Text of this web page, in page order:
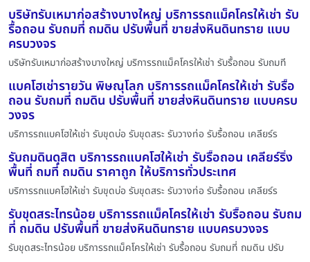
บริษัทรับเหมาก่อสร้างบางใหญ่ บริการรถแม็คโครให้เช่า รับ
รื้อถอน รับถมที่ ถมดิน ปรับพื้นที่ ขายส่งหินดินทราย แบบ
ครบวงจร
บริษัทรับเหมาก่อสร้างบางใหญ่ บริการรถแม็คโครให้เช่า รับรื้อถอน รับถมที
แบคโฮเช่ารายวัน พิษณุโลก บริการรถแม็คโครให้เช่า รับรื้อ
ถอน รับถมที่ ถมดิน ปรับพื้นที่ ขายส่งหินดินทราย แบบครบ
วงจร
บริการรถแบคโฮให้เช่า รับขุดบ่อ รับขุดสระ รับวางท่อ รับรื้อถอน เคลียร์ร
รับถมดินดุสิต บริการรถแบคโฮให้เช่า รับรื้อถอน เคลียร์ริ่ง
พื้นที่ ถมที่ ถมดิน ราคาถูก ให้บริการทั่วประเทศ
บริการรถแบคโฮให้เช่า รับขุดบ่อ รับขุดสระ รับวางท่อ รับรื้อถอน เคลียร์ร
รับขุดสระไทรน้อย บริการรถแม็คโครให้เช่า รับรื้อถอน รับถม
ที่ ถมดิน ปรับพื้นที่ ขายส่งหินดินทราย แบบครบวงจร
รับขุดสระไทรน้อย บริการรถแม็คโครให้เช่า รับรื้อถอน รับถมที่ ถมดิน ปรับ